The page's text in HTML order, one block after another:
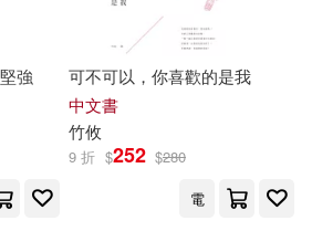
阮笙綠(15)
高橋ユキ(15)
版社(70)
強
可不可以，你喜歡的是我
中文書
竹攸
9 折 $252 $280
電